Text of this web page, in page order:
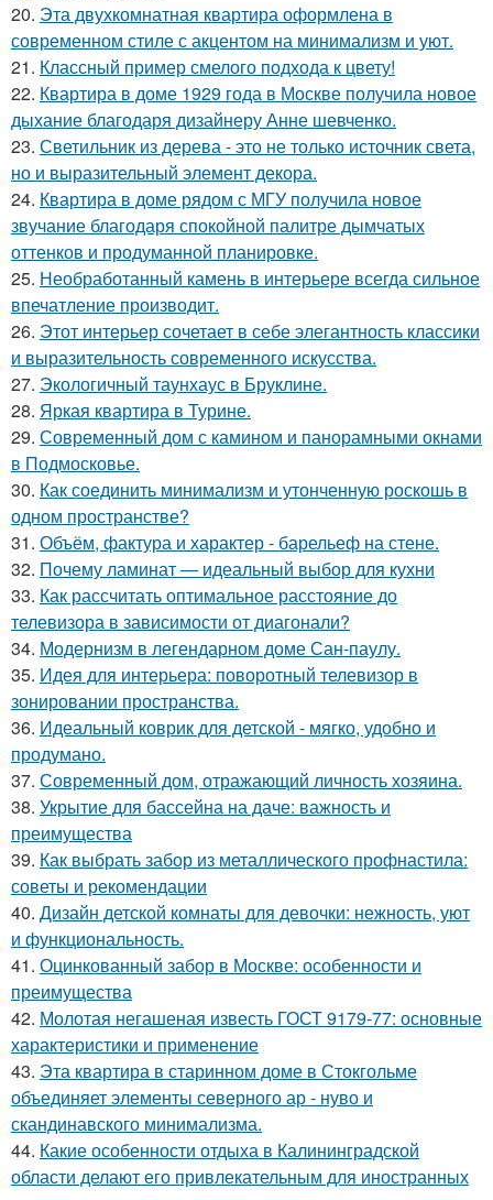
20. Эта двухкомнатная квартира оформлена в
современном стиле с акцентом на минимализм и уют.
21. Классный пример смелого подхода к цвету!
22. Квартира в доме 1929 года в Москве получила новое
дыхание благодаря дизайнеру Анне шевченко.
23. Светильник из дерева - это не только источник света,
но и выразительный элемент декора.
24. Квартира в доме рядом с МГУ получила новое
звучание благодаря спокойной палитре дымчатых
оттенков и продуманной планировке.
25. Необработанный камень в интерьере всегда сильное
впечатление производит.
26. Этот интерьер сочетает в себе элегантность классики
и выразительность современного искусства.
27. Экологичный таунхаус в Бруклине.
28. Яркая квартира в Турине.
29. Современный дом с камином и панорамными окнами
в Подмосковье.
30. Как соединить минимализм и утонченную роскошь в
одном пространстве?
31. Объём, фактура и характер - барельеф на стене.
32. Почему ламинат — идеальный выбор для кухни
33. Как рассчитать оптимальное расстояние до
телевизора в зависимости от диагонали?
34. Модернизм в легендарном доме Сан-паулу.
35. Идея для интерьера: поворотный телевизор в
зонировании пространства.
36. Идеальный коврик для детской - мягко, удобно и
продумано.
37. Современный дом, отражающий личность хозяина.
38. Укрытие для бассейна на даче: важность и
преимущества
39. Как выбрать забор из металлического профнастила:
советы и рекомендации
40. Дизайн детской комнаты для девочки: нежность, уют
и функциональность.
41. Оцинкованный забор в Москве: особенности и
преимущества
42. Молотая негашеная известь ГОСТ 9179-77: основные
характеристики и применение
43. Эта квартира в старинном доме в Стокгольме
объединяет элементы северного ар - нуво и
скандинавского минимализма.
44. Какие особенности отдыха в Калининградской
области делают его привлекательным для иностранных